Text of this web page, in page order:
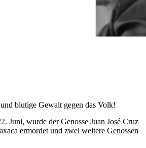
blutige Gewalt gegen das Volk!
Juni, wurde der Genosse Juan José Cruz
ermordet und zwei weitere Genossen